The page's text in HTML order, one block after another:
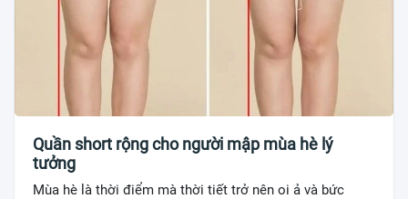
Quần short rộng cho người mập mùa hè lý
tưởng
Mùa hè là thời điểm mà thời tiết trở nên oi ả và bức